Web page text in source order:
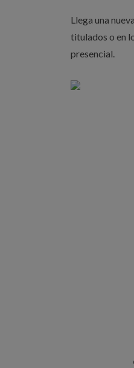
Llega una
titulados o en
presencial.